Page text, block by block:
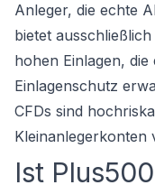
Anleger, die echte
bietet
hohen Einlagen,
Einlagenschutz
CFDs sind
Kleinanlegerkonten
Ist